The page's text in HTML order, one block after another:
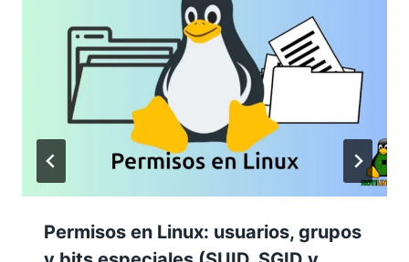
Permisos en Linux: usuarios, grupos